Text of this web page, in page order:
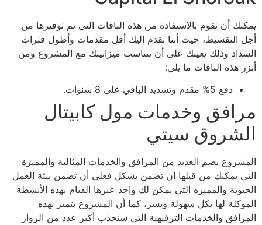
يمكنك أن تقوم بالاستفادة من هذه الباقات التي تم توفيرها من
أجل التقسيط، حيث أننا نقدم إليك أقل مقدمات وأطول فترات
السداد وذلك يعينك على أن تتناسب ميزانيتك مع المشروع ومن
أبزر هذه الباقات ما يلي:
دفع 5% مقدم وتسديد الباقي على 8 سنوات.
مرافق وخدمات مول كابيتال
الشروق سيتي
المشروع يضم العديد من المرافق والخدمات المثالية والمميزة
التي يمكنك من قبلها أن تضمن بشكل فعلي أن تضمن بيئة العمل
الحيوية والمميزة التي يمكن لك واحد عبرها القيام بهذه الأنشطة
الموكلة لها بكل سهولة ويسر، كما أن المشروع يتميز بهذه
المرافق والخدمات الترفيهية التي ستجذب أكبر عدد من الزوار